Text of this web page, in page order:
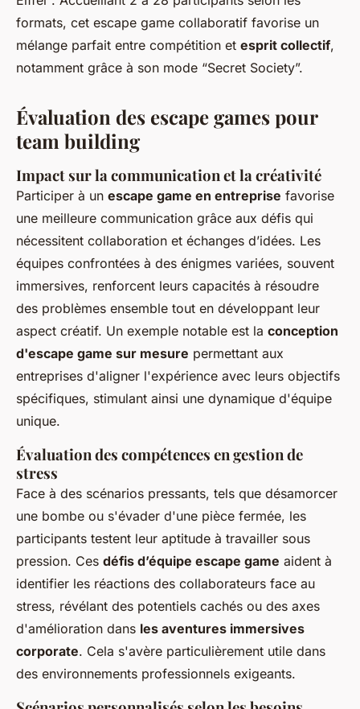
formats, cet escape game collaboratif favorise un
mélange parfait entre compétition et esprit collectif,
notamment grâce à son mode “Secret Society”.
Évaluation des escape games pour
team building
Impact sur la communication et la créativité
Participer à un escape game en entreprise favorise
une meilleure communication grâce aux défis qui
nécessitent collaboration et échanges d’idées. Les
équipes confrontées à des énigmes variées, souvent
immersives, renforcent leurs capacités à résoudre
des problèmes ensemble tout en développant leur
aspect créatif. Un exemple notable est la conception
d'escape game sur mesure permettant aux
entreprises d'aligner l'expérience avec leurs objectifs
spécifiques, stimulant ainsi une dynamique d'équipe
unique.
Évaluation des compétences en gestion de
stress
Face à des scénarios pressants, tels que désamorcer
une bombe ou s'évader d'une pièce fermée, les
participants testent leur aptitude à travailler sous
pression. Ces défis d’équipe escape game aident à
identifier les réactions des collaborateurs face au
stress, révélant des potentiels cachés ou des axes
d'amélioration dans les aventures immersives
corporate. Cela s'avère particulièrement utile dans
des environnements professionnels exigeants.